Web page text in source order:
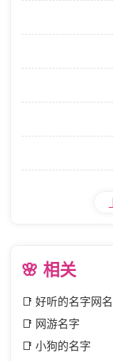
🌸 相关
📑 好听的名字网名
📑 网游名字
📑 小狗的名字